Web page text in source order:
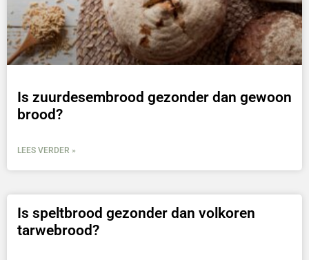
Is zuurdesembrood gezonder dan gewoon
brood?
LEES VERDER »
Is speltbrood gezonder dan volkoren
tarwebrood?